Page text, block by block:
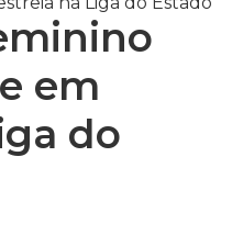
em
do